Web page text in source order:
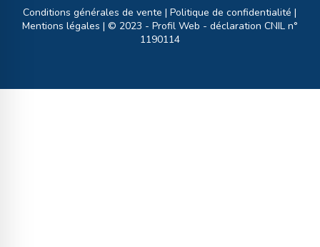
Conditions générales de vente |Politique de confidentialité |
Mentions légales | © 2023 - Profil Web - déclaration CNIL n°
1190114